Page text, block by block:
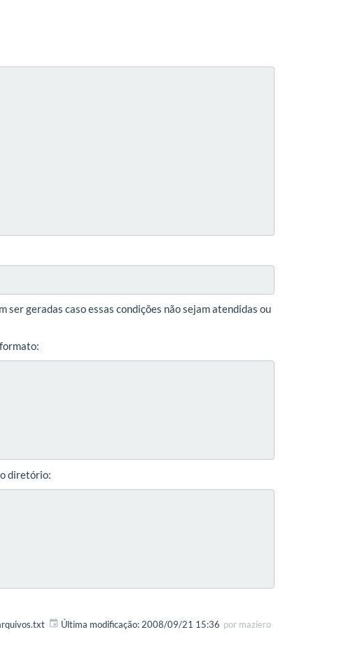
ser geradas caso essas condições não sejam atendidas ou
diretório:
Última modificação: 2008/09/21 15:36 por maziero